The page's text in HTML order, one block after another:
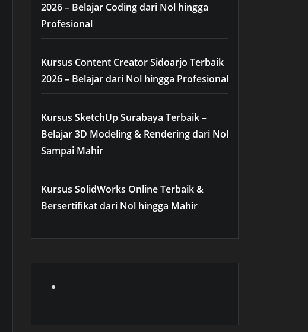
2026 – Belajar Coding dari Nol hingga
Profesional
Kursus Content Creator Sidoarjo Terbaik
2026 – Belajar dari Nol hingga Profesional
Kursus SketchUp Surabaya Terbaik –
Belajar 3D Modeling & Rendering dari Nol
Sampai Mahir
Kursus SolidWorks Online Terbaik &
Bersertifikat dari Nol hingga Mahir